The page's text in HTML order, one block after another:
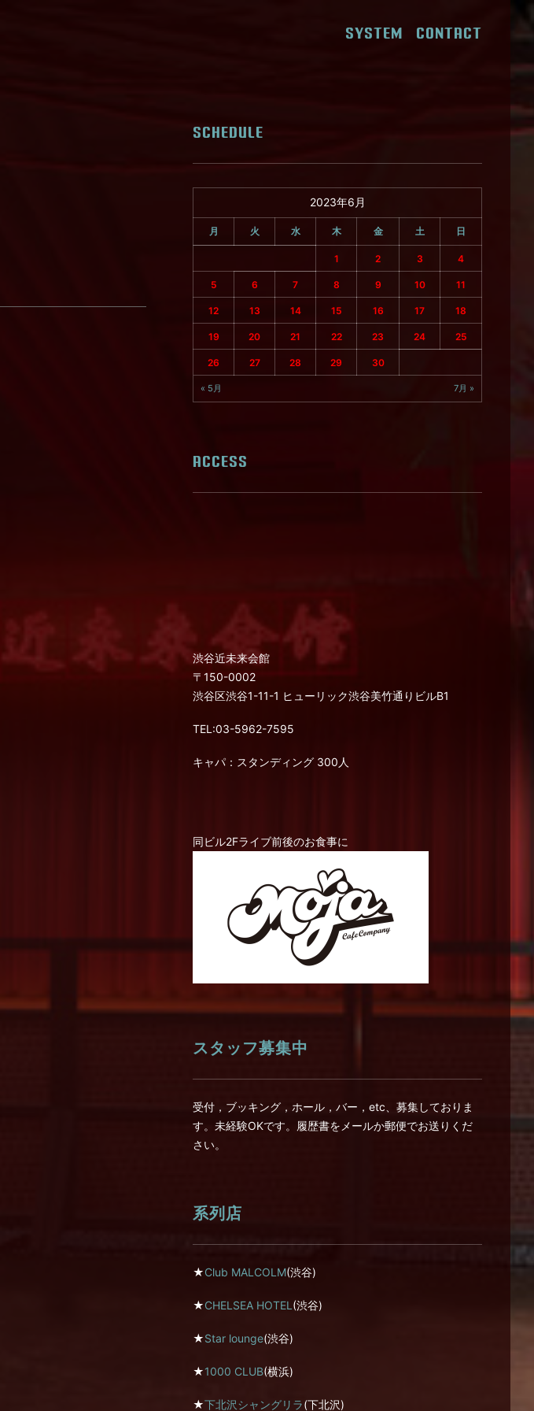
SYSTEM CONTACT
SCHEDULE
2023年6月
月 火 水 木 金 土 日
1 2 3 4
5 6 7 8 9 10 11
12 13 14 15 16 17 18
19 20 21 22 23 24 25
26 27 28 29 30
« 5月 7月 »
ACCESS
渋谷近未来会館
〒150-0002
渋谷区渋谷1-11-1 ヒューリック渋谷美竹通りビルB1
TEL:03-5962-7595
キャパ：スタンディング 300人
同ビル2Fライブ前後のお食事に
スタッフ募集中
受付，ブッキング，ホール，バー，etc、募集しておりま
す。未経験OKです。履歴書をメールか郵便でお送りくだ
さい。
系列店
★Club MALCOLM(渋谷)
★CHELSEA HOTEL (渋谷)
★Star lounge(渋谷)
★1000 CLUB(横浜)
★下北沢シャングリラ(下北沢)